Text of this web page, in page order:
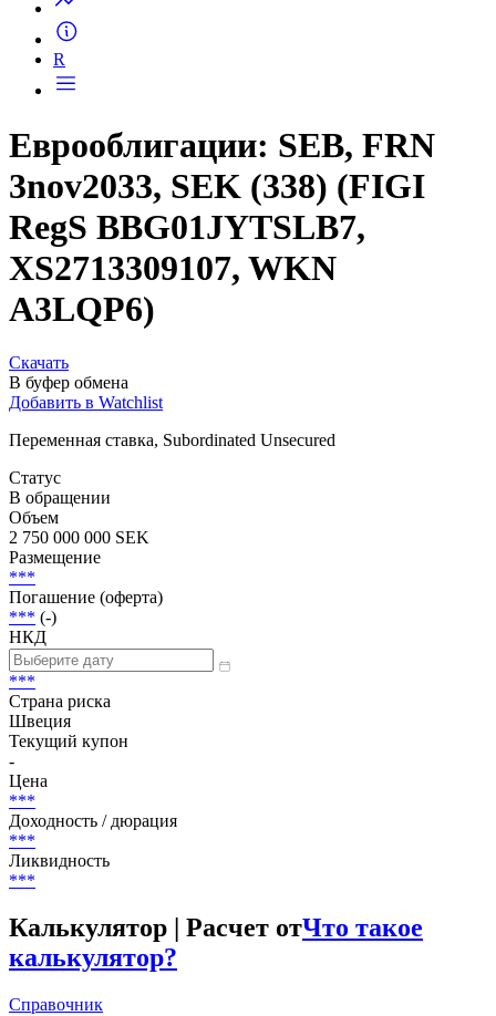
R
Еврооблигации: SEB, FRN
3nov2033, SEK (338) (FIGI
RegS BBG01JYTSLB7,
XS2713309107, WKN
A3LQP6)
Скачать
В буфер обмена
Добавить в Watchlist
Переменная ставка, Subordinated Unsecured
Статус
В обращении
Объем
2 750 000 000 SEK
Размещение
***
Погашение (оферта)
*** (-)
НКД
***
Страна риска
Швеция
Текущий купон
-
Цена
***
Доходность / дюрация
***
Ликвидность
***
Калькулятор | Расчет отЧто такое
калькулятор?
Справочник